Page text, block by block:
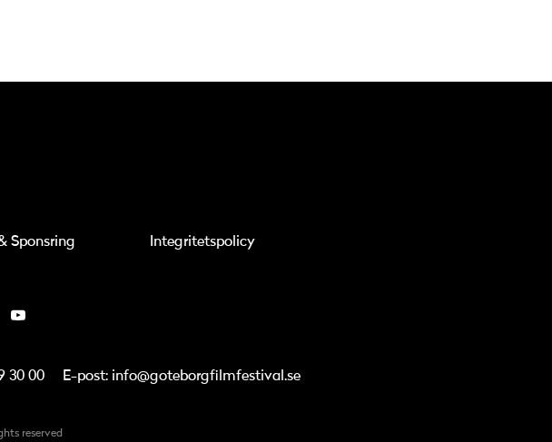
Sponsring Integritetspolicy
30 00 E-post: info@goteborgfilmfestival.se
reserved